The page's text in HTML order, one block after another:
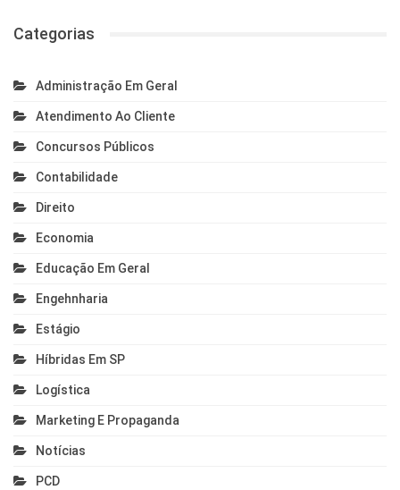
Categorias
Administração Em Geral
Atendimento Ao Cliente
Concursos Públicos
Contabilidade
Direito
Economia
Educação Em Geral
Engehnharia
Estágio
Híbridas Em SP
Logística
Marketing E Propaganda
Notícias
PCD